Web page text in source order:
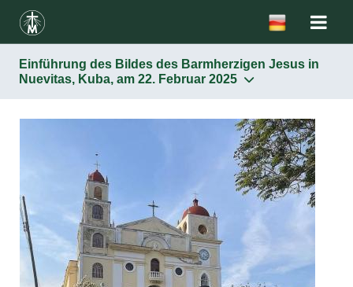
Einführung des Bildes des Barmherzigen Jesus in
Nuevitas, Kuba, am 22. Februar 2025